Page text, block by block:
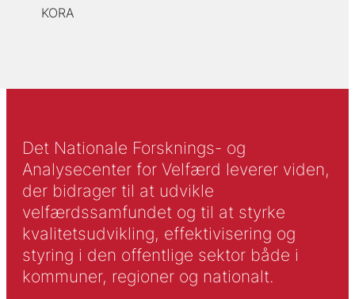
KORA
Det Nationale Forsknings- og
Analysecenter for Velfærd leverer viden,
der bidrager til at udvikle
velfærdssamfundet og til at styrke
kvalitetsudvikling, effektivisering og
styring i den offentlige sektor både i
kommuner, regioner og nationalt.